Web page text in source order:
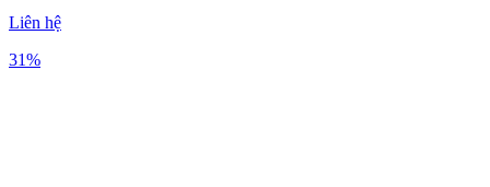
Liên hệ
31%